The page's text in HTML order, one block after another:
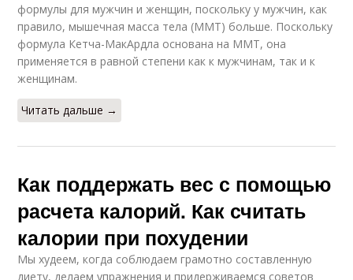
формулы для мужчин и женщин, поскольку у мужчин, как
правило, мышечная масса тела (ММТ) больше. Поскольку
формула Кетча-МакАрдла основана на ММТ, она
применяется в равной степени как к мужчинам, так и к
женщинам.
Читать дальше →
Как поддержать вес с помощью
расчета калорий. Как считать
калории при похудении
Мы худеем, когда соблюдаем грамотно составленную
диету, делаем упражнения и придерживаемся советов